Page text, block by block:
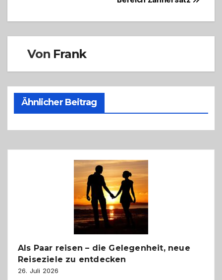
Von Frank
Ähnlicher Beitrag
Als Paar reisen – die Gelegenheit, neue
Reiseziele zu entdecken
26. Juli 2026